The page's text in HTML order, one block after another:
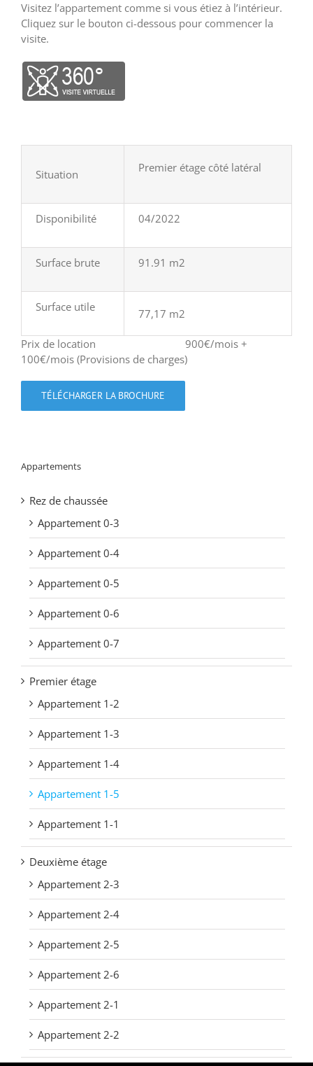
Visitez l’appartement comme si vous étiez à l’intérieur.
Cliquez sur le bouton ci-dessous pour commencer la
visite.
Situation Premier étage côté latéral
Disponibilité 04/2022
Surface brute 91.91 m2
Surface utile 77,17 m2
Prix de location 900€/mois +
100€/mois (Provisions de charges)
TÉLÉCHARGER LA BROCHURE
Appartements
Rez de chaussée
Appartement 0-3
Appartement 0-4
Appartement 0-5
Appartement 0-6
Appartement 0-7
Premier étage
Appartement 1-2
Appartement 1-3
Appartement 1-4
Appartement 1-5
Appartement 1-1
Deuxième étage
Appartement 2-3
Appartement 2-4
Appartement 2-5
Appartement 2-6
Appartement 2-1
Appartement 2-2